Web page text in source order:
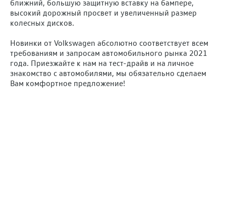
ближний, большую защитную вставку на бампере,
высокий дорожный просвет и увеличенный размер
колесных дисков.
Новинки от Volkswagen абсолютно соответствует всем
требованиям и запросам автомобильного рынка 2021
года. Приезжайте к нам на тест-драйв и на личное
знакомство с автомобилями, мы обязательно сделаем
Вам комфортное предложение!